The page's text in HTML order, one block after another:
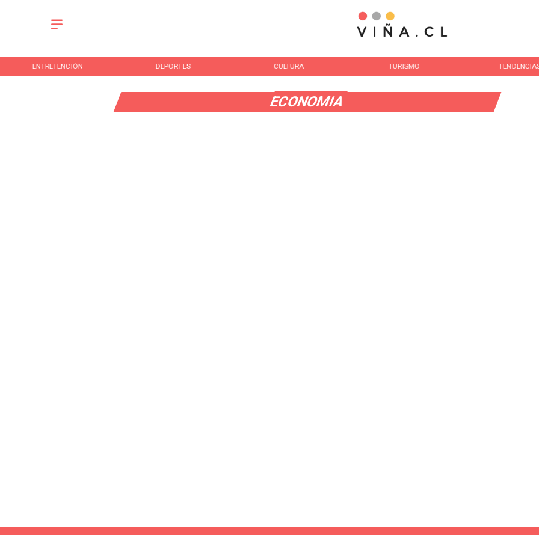
ENTRETENCIÓN DEPORTES CULTURA TURISMO
ECONOMIA